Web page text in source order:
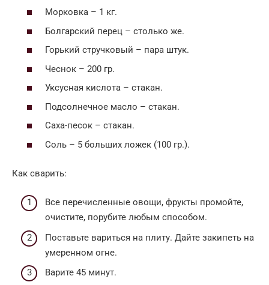
Морковка – 1 кг.
Болгарский перец – столько же.
Горький стручковый – пара штук.
Чеснок – 200 гр.
Уксусная кислота – стакан.
Подсолнечное масло – стакан.
Саха-песок – стакан.
Соль – 5 больших ложек (100 гр.).
Как сварить:
Все перечисленные овощи, фрукты промойте,
очистите, порубите любым способом.
Поставьте вариться на плиту. Дайте закипеть на
умеренном огне.
Варите 45 минут.